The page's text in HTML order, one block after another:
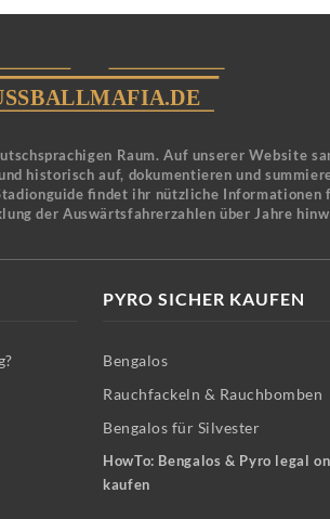
Raum. Auf unserer Website
historisch auf, dokumentieren und
findet ihr nützliche
der Auswärtsfahrerzahlen über Jahre
PYRO SICHER KAUFEN
Bengalos
Rauchfackeln & Rauchbomben
Bengalos für Silvester
HowTo: Bengalos & Pyro legal
kaufen